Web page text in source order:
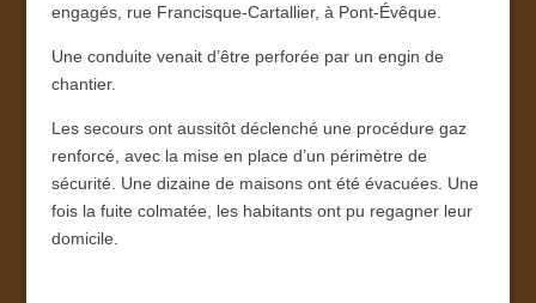
engagés, rue Francisque-Cartallier, à Pont-Évêque.
Une conduite venait d’être perforée par un engin de
chantier.
Les secours ont aussitôt déclenché une procédure gaz
renforcé, avec la mise en place d’un périmètre de
sécurité. Une dizaine de maisons ont été évacuées. Une
fois la fuite colmatée, les habitants ont pu regagner leur
domicile.